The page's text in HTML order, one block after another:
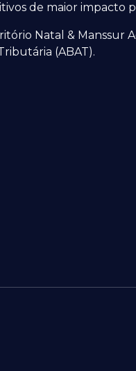
de maior impacto
Natal &
(ABAT).